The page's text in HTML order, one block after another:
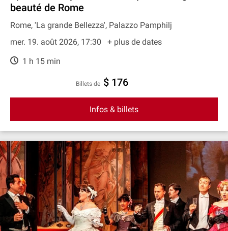
beauté de Rome
Rome, 'La grande Bellezza', Palazzo Pamphilj
mer. 19. août 2026, 17:30
+ plus de dates
1 h 15 min
Billets de $ 176
Infos & billets